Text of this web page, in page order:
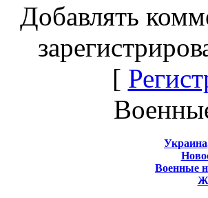
Добавлять
[
Военные